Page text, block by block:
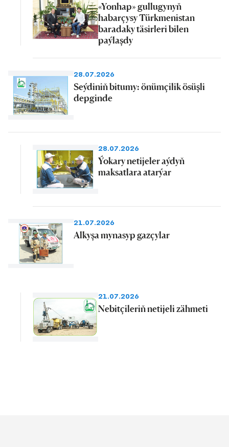
«Yonhap» gullugynyň
habarçysy Türkmenistan
baradaky täsirleri bilen
paýlaşdy
28.07.2026
Seýdiniň bitumy: önümçilik ösüşli
depginde
28.07.2026
Ýokary netijeler aýdyň
maksatlara atarýar
21.07.2026
Alkyşa mynasyp gazçylar
21.07.2026
Nebitçileriň netijeli zähmeti